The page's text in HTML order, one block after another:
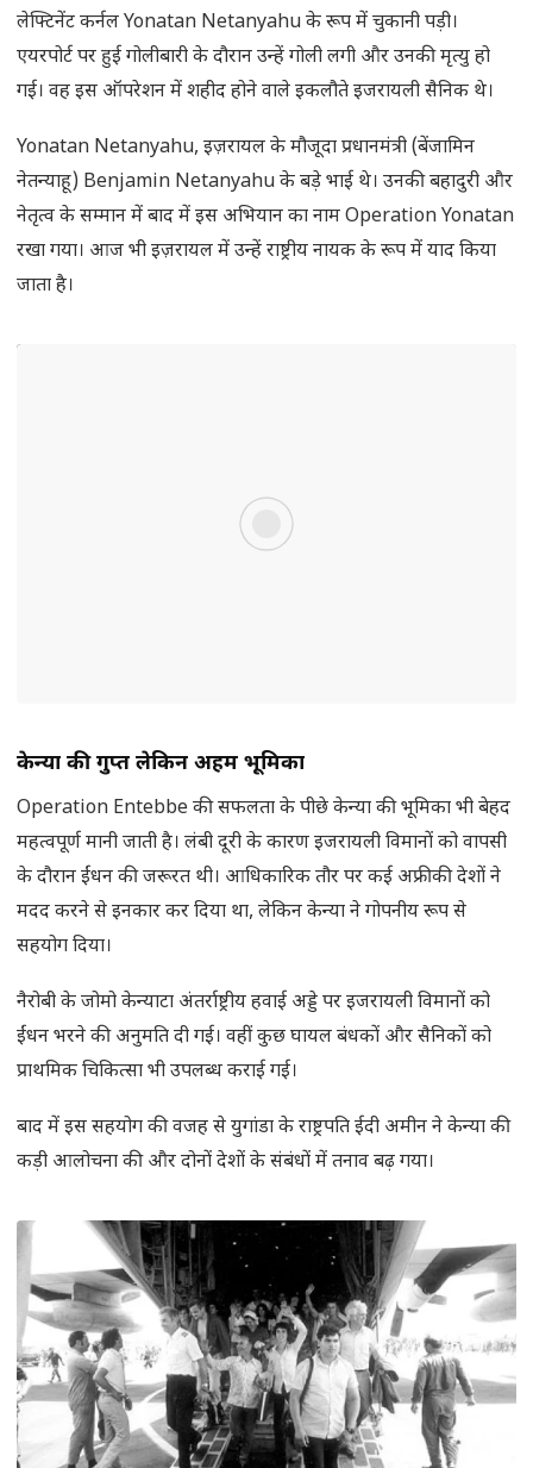
लेफ्टिनेंट कर्नल Yonatan Netanyahu के रूप में चुकानी पड़ी।
एयरपोर्ट पर हुई गोलीबारी के दौरान उन्हें गोली लगी और उनकी मृत्यु हो
गई। वह इस ऑपरेशन में शहीद होने वाले इकलौते इजरायली सैनिक थे।
Yonatan Netanyahu, इज़रायल के मौजूदा प्रधानमंत्री (बेंजामिन
नेतन्याहू) Benjamin Netanyahu के बड़े भाई थे। उनकी बहादुरी और
नेतृत्व के सम्मान में बाद में इस अभियान का नाम Operation Yonatan
रखा गया। आज भी इज़रायल में उन्हें राष्ट्रीय नायक के रूप में याद किया
जाता है।
केन्या की गुप्त लेकिन अहम भूमिका
Operation Entebbe की सफलता के पीछे केन्या की भूमिका भी बेहद
महत्वपूर्ण मानी जाती है। लंबी दूरी के कारण इजरायली विमानों को वापसी
के दौरान ईंधन की जरूरत थी। आधिकारिक तौर पर कई अफ्रीकी देशों ने
मदद करने से इनकार कर दिया था, लेकिन केन्या ने गोपनीय रूप से
सहयोग दिया।
नैरोबी के जोमो केन्याटा अंतर्राष्ट्रीय हवाई अड्डे पर इजरायली विमानों को
ईंधन भरने की अनुमति दी गई। वहीं कुछ घायल बंधकों और सैनिकों को
प्राथमिक चिकित्सा भी उपलब्ध कराई गई।
बाद में इस सहयोग की वजह से युगांडा के राष्ट्रपति ईदी अमीन ने केन्या की
कड़ी आलोचना की और दोनों देशों के संबंधों में तनाव बढ़ गया।